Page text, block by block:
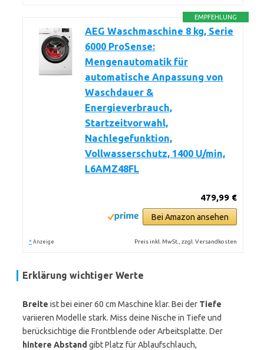
EMPFEHLUNG
AEG Waschmaschine 8 kg, Serie
6000 ProSense:
Mengenautomatik für
automatische Anpassung von
Waschdauer &
Energieverbrauch,
Startzeitvorwahl,
Nachlegefunktion,
Vollwasserschutz, 1400 U/min,
L6AMZ48FL
479,99 €
Bei Amazon ansehen
* Anzeige Preis inkl. MwSt., zzgl. Versandkosten
Erklärung wichtiger Werte
Breite ist bei einer 60 cm Maschine klar. Bei der Tiefe
variieren Modelle stark. Miss deine Nische in Tiefe und
berücksichtige die Frontblende oder Arbeitsplatte. Der
hintere Abstand gibt Platz für Ablaufschlauch,